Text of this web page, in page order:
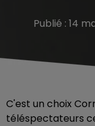
Publié : 14
C'est un choix
téléspectateurs